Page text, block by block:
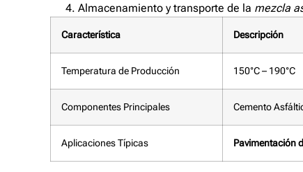
Almacenamiento y transporte de la mezcla
Característica Descripción
Temperatura de Producción 150°C – 190°C
Componentes Principales Cemento
Aplicaciones Típicas Pavimentación